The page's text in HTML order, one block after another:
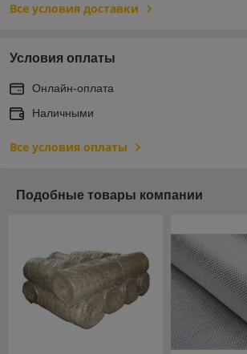
Все условия доставки
Условия оплаты
Онлайн-оплата
Наличными
Все условия оплаты
Подобные товары компании